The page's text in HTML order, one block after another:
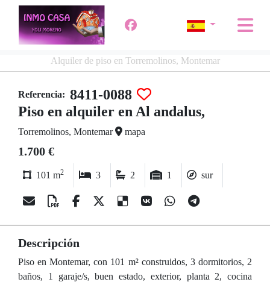
Alquiler de piso en Torremolinos, Montemar
Referencia: 8411-0088
Piso en alquiler en Al andalus,
Torremolinos, Montemar mapa
1.700 €
101 m2 3 2 1 sur
Descripción
Piso en Montemar, con 101 m² construidos, 3 dormitorios, 2
baños, 1 garaje/s, buen estado, exterior, planta 2, cocina